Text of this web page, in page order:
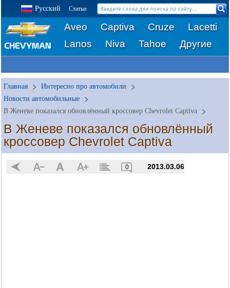
Русский Статьи
Aveo Captiva Cruze
Lacetti
Lanos
Niva Tahoe Другие
Главная
Интересно про автомобили
Новости автомобильные
В Женеве показался обновлённый кроссовер Chevrolet Captiva
В Женеве показался обновлённый
кроссовер Chevrolet Captiva
0 2013.03.06